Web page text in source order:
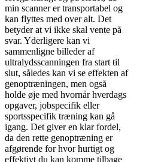
min scanner er transportabel og
kan flyttes med over alt. Det
betyder at vi ikke skal vente på
svar. Yderligere kan vi
sammenligne billeder af
ultralydsscanningen fra start til
slut, således kan vi se effekten af
genoptræningen, men også
holde øje med hvornår hverdags
opgaver, jobspecifik eller
sportsspecifik træning kan gå
igang. Det giver en klar fordel,
da den rette genoptræning er
afgørende for hvor hurtigt og
effektivt du kan komme tilbage